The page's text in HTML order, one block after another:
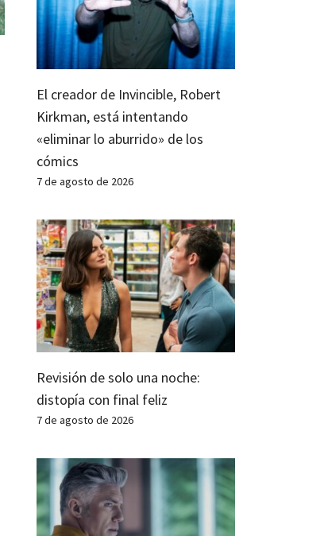
El creador de Invincible, Robert
Kirkman, está intentando
«eliminar lo aburrido» de los
cómics
7 de agosto de 2026
Revisión de solo una noche:
distopía con final feliz
7 de agosto de 2026